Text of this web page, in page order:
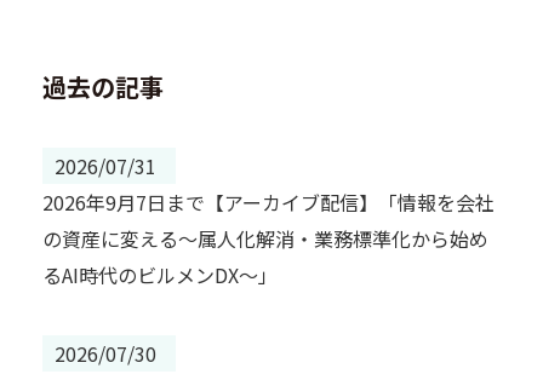
過去の記事
2026/07/31
2026年9月7日まで【アーカイブ配信】「情報を会社
の資産に変える～属人化解消・業務標準化から始め
るAI時代のビルメンDX～」
2026/07/30